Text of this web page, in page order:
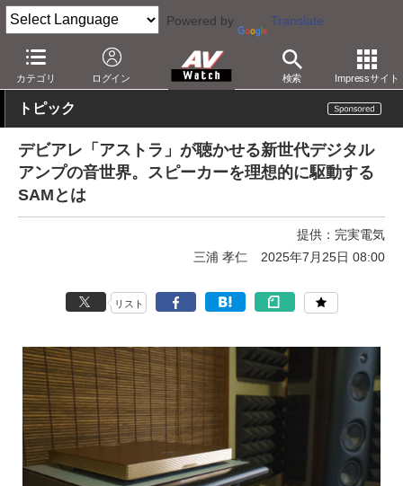
Powered by Translate
カテゴリ ログイン 検索 Impressサイト
AV Watch 製品 オーディオアンプ
トピック
デビアレ「アストラ」が聴かせる新世代デジタル
アンプの音世界。スピーカーを理想的に駆動する
SAMとは
提供： 完実電気
三浦 孝仁
2025年7月25日 08:00
リスト